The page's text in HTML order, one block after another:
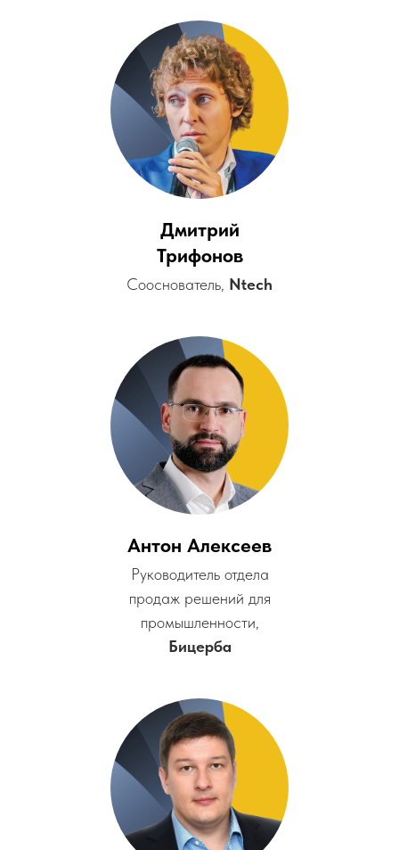
Дмитрий
Трифонов
Сооснователь, Ntech
Антон Алексеев
Руководитель отдела
продаж решений для
промышленности,
Бицерба